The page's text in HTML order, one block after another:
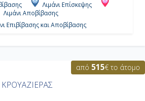
Ημέρα 6η
Σαιντ Μαρτέν, Ολλανδικές
Λιμάνι Επίσκεψης
Λιμάνι Αποβίβασης
Επιβίβασης και Αποβίβασης
από 515€ το άτομο